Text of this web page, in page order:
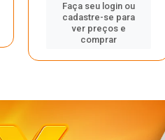
Faça seu login ou
cadastre-se para
ver preços e
comprar